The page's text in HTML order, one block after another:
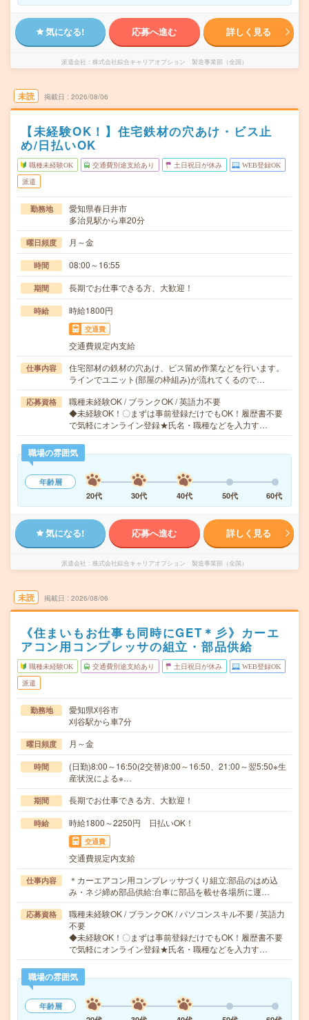
気になる! 応募へ進む 詳しく見る
派遣会社 株式会社綜合キャリアオプション 製造事業部（全国）
未読 掲載日 2026/08/06
【未経験OK！】住宅鉄材の穴あけ・ビス止
め/日払いOK
職種未経験OK 交通費別途支給あり 土日祝日が休み WEB登録OK
派遣
勤務地
愛知県春日井市
多治見駅から車20分
曜日頻度 月～金
時間 08:00～16:55
期間 長期でお仕事できる方、大歓迎！
時給 時給1800円
交通費
交通費規定内支給
仕事内容
住宅部材の鉄材の穴あけ、ビス留め作業などを行います。
ラインでユニット(部屋の枠組み)が流れてくるので…
応募資格
職種未経験OK / ブランクOK / 英語力不要
◆未経験OK！〇まずは事前登録だけでもOK！履歴書不要
で気軽にオンライン登録★氏名・職種などを入力す…
職場の雰囲気
年齢層
20代
30代 40代 50代 60代
気になる! 応募へ進む 詳しく見る
派遣会社 株式会社綜合キャリアオプション 製造事業部（全国）
未読 掲載日 2026/08/06
《住まいもお仕事も同時にGET＊彡》カーエ
アコン用コンプレッサの組立・部品供給
職種未経験OK 交通費別途支給あり 土日祝日が休み WEB登録OK
派遣
勤務地
愛知県刈谷市
刈谷駅から車7分
曜日頻度 月～金
時間
(日勤)8:00～16:50(2交替)8:00～16:50、21:00～翌5:50※生
産状況による※…
期間 長期でお仕事できる方、大歓迎！
時給 時給1800～2250円 日払いOK！
交通費
交通費規定内支給
仕事内容
＊カーエアコン用コンプレッサづくり組立:部品のはめ込
み・ネジ締め部品供給:台車に部品を載せ各場所に運…
応募資格
職種未経験OK / ブランクOK / パソコンスキル不要 / 英語力
不要
◆未経験OK！〇まずは事前登録だけでもOK！履歴書不要
で気軽にオンライン登録★氏名・職種などを入力す…
職場の雰囲気
年齢層